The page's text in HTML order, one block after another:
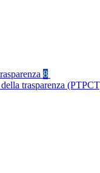
8
trasparenza